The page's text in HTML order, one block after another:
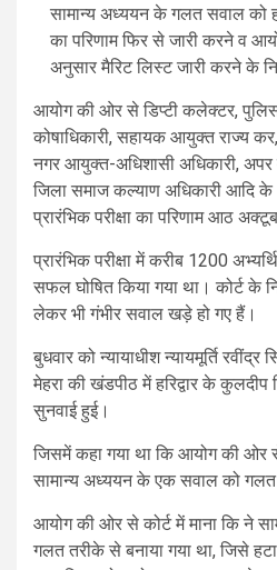
सामान्य अध्ययन के गलत सवाल को
का परिणाम फिर से जारी करने व
अनुसार मैरिट लिस्ट जारी करने के
आयोग की ओर से डिप्टी कलेक्टर, पुलिस
कोषाधिकारी, सहायक आयुक्त राज्य
नगर आयुक्त-अधिशासी अधिकारी, अपर
जिला समाज कल्याण अधिकारी आदि
प्रारंभिक परीक्षा का परिणाम आठ
प्रारंभिक परीक्षा में करीब 1200
सफल घोषित किया गया था। कोर्ट के
लेकर भी गंभीर सवाल खड़े हो गए हैं।
बुधवार को न्यायाधीश न्यायमूर्ति
मेहरा की खंडपीठ में हरिद्वार के कुलदीप
सुनवाई हुई।
जिसमें कहा गया था कि आयोग की ओर से
सामान्य अध्ययन के एक सवाल को गलत
आयोग की ओर से कोर्ट में माना कि ने
गलत तरीके से बनाया गया था, जिसे हटा